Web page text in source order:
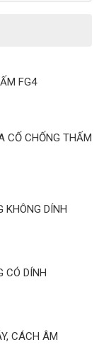
FG4
CỐ CHỐNG THẤM
KHÔNG DÍNH
CÓ DÍNH
CÁCH ÂM